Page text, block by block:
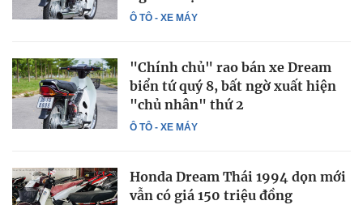
Ô TÔ - XE MÁY
Ô TÔ - XE MÁY
"Chính chủ" rao bán xe Dream
biển tứ quý 8, bất ngờ xuất hiện
"chủ nhân" thứ 2
Honda Dream Thái 1994 dọn mới
vẫn có giá 150 triệu đồng